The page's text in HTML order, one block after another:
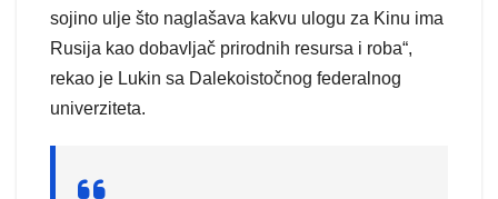
sojino ulje što naglašava kakvu ulogu za Kinu ima
Rusija kao dobavljač prirodnih resursa i roba“,
rekao je Lukin sa Dalekoistočnog federalnog
univerziteta.